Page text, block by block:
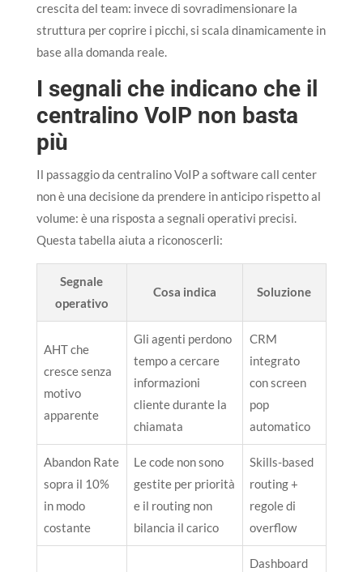
crescita del team: invece di sovradimensionare la
struttura per coprire i picchi, si scala dinamicamente in
base alla domanda reale.
I segnali che indicano che il
centralino VoIP non basta
più
Il passaggio da centralino VoIP a software call center
non è una decisione da prendere in anticipo rispetto al
volume: è una risposta a segnali operativi precisi.
Questa tabella aiuta a riconoscerli:
Segnale
operativo
Cosa indica Soluzione
AHT che
cresce senza
motivo
apparente
Gli agenti perdono
tempo a cercare
informazioni
cliente durante la
chiamata
CRM
integrato
con screen
pop
automatico
Abandon Rate
sopra il 10%
in modo
costante
Le code non sono
gestite per priorità
e il routing non
bilancia il carico
Skills-based
routing +
regole di
overflow
Dashboard